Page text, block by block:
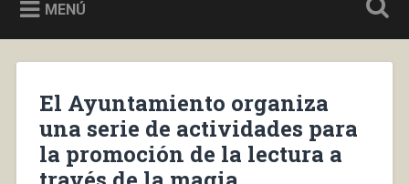
MENÚ
El Ayuntamiento organiza
una serie de actividades para
la promoción de la lectura a